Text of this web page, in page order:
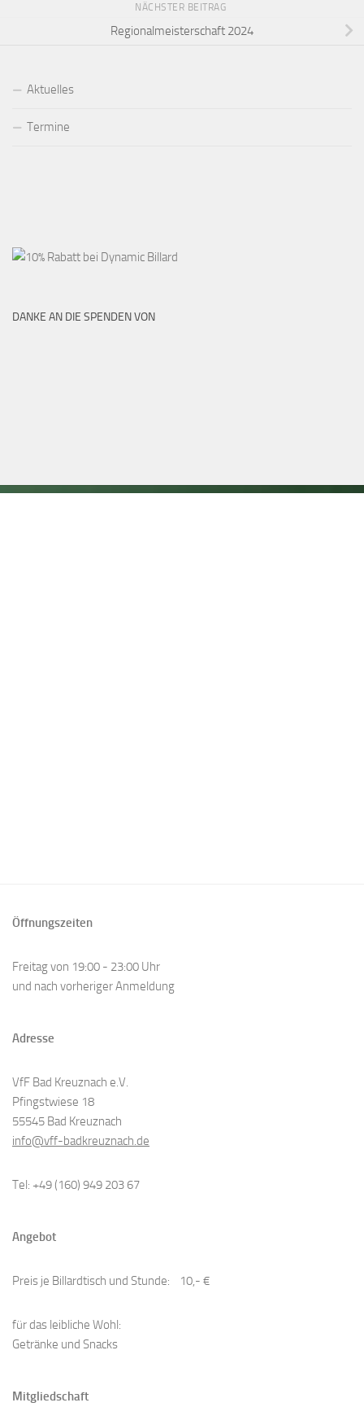
NÄCHSTER BEITRAG
Regionalmeisterschaft 2024
Aktuelles
Termine
DANKE AN DIE SPENDEN VON
Öffnungszeiten
Freitag von 19:00 - 23:00 Uhr
und nach vorheriger Anmeldung
Adresse
VfF Bad Kreuznach e.V.
Pfingstwiese 18
55545 Bad Kreuznach
info@vff-badkreuznach.de
Tel: +49 (160) 949 203 67
Angebot
Preis je Billardtisch und Stunde: 10,- €
​für das leibliche Wohl:
Getränke und Snacks
Mitgliedschaft